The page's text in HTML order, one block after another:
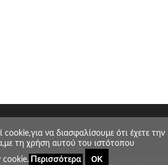
cookie,για να διασφαλίσουμε ότι έχετε την
τη χρήση αυτού του ιστότοπου
cookie.
Περισσότερα ΟΚ